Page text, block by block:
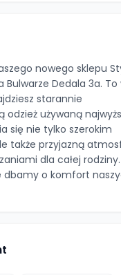
nowego sklepu
Bulwarze Dedala 3a.
starannie
odzież używaną
się nie tylko szerokim
także przyjazną
dla całej
dbamy o komfort